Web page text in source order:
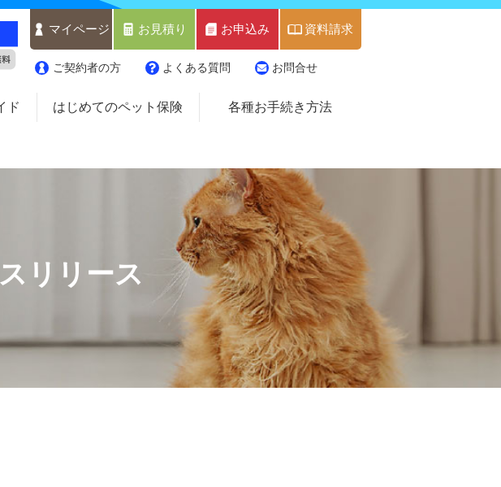
マイページ お見積り お申込み 資料請求
ご契約者の方 よくある質問 お問合せ
ド はじめてのペット保険 各種お手続き方法
リリース